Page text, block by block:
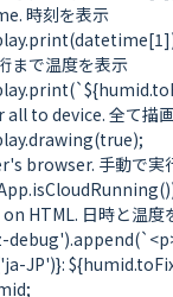
JP')}: